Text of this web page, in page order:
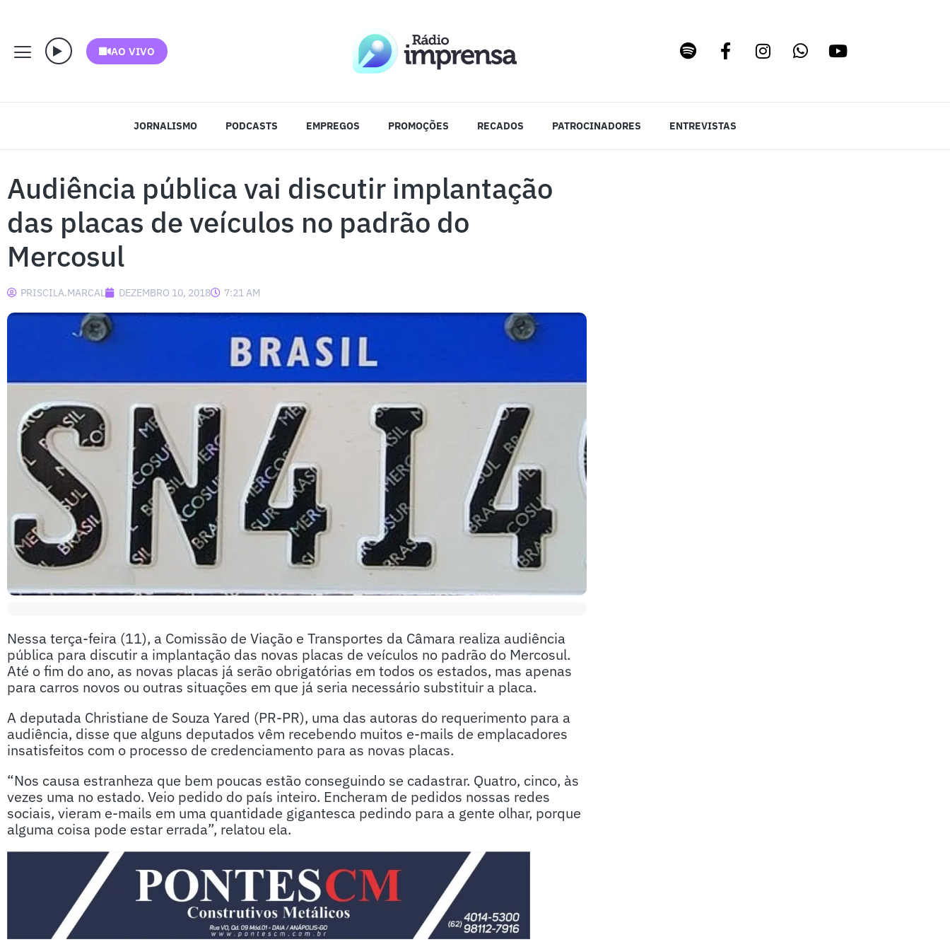
AO VIVO
JORNALISMO PODCASTS EMPREGOS PROMOÇÕES RECADOS PATROCINADORES ENTREVISTAS
Audiência pública vai discutir implantação
das placas de veículos no padrão do
Mercosul
PRISCILA.MARCAL DEZEMBRO 10, 2018 7:21 AM
Nessa terça-feira (11), a Comissão de Viação e Transportes da Câmara realiza audiência
pública para discutir a implantação das novas placas de veículos no padrão do Mercosul.
Até o fim do ano, as novas placas já serão obrigatórias em todos os estados, mas apenas
para carros novos ou outras situações em que já seria necessário substituir a placa.
A deputada Christiane de Souza Yared (PR-PR), uma das autoras do requerimento para a
audiência, disse que alguns deputados vêm recebendo muitos e-mails de emplacadores
insatisfeitos com o processo de credenciamento para as novas placas.
“Nos causa estranheza que bem poucas estão conseguindo se cadastrar. Quatro, cinco, às
vezes uma no estado. Veio pedido do país inteiro. Encheram de pedidos nossas redes
sociais, vieram e-mails em uma quantidade gigantesca pedindo para a gente olhar, porque
alguma coisa pode estar errada”, relatou ela.